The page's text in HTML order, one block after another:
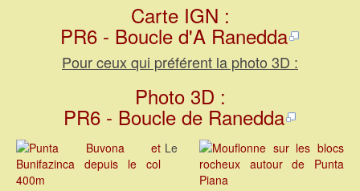
Carte IGN :
PR6 - Boucle d'A Ranedda
Pour ceux qui préférent la photo 3D :
Photo 3D :
PR6 - Boucle de Ranedda
Le